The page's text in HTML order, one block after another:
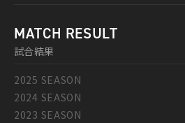
MATCH RESULT
試合結果
2025 SEASON
2024 SEASON
2023 SEASON